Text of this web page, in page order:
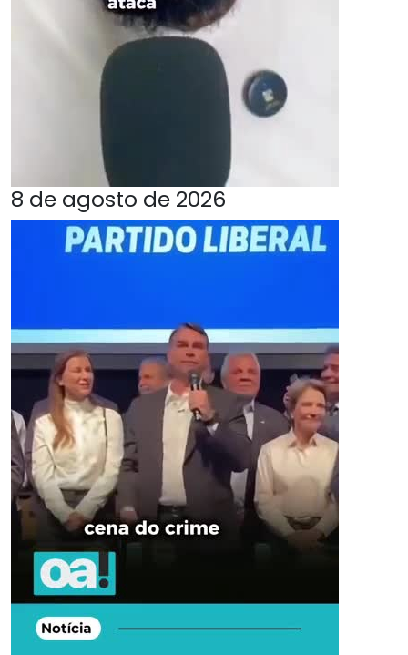
8 de agosto de 2026